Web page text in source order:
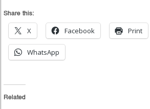
Share this:
X Facebook Print
WhatsApp
Related